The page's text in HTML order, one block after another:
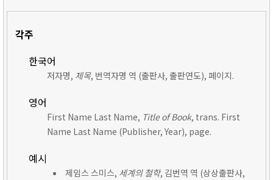
각주
한국어
저자명, 제목, 번역자명 역 (출판사, 출판연도), 페이지.
영어
First Name Last Name, Title of Book, trans. First
Name Last Name (Publisher, Year), page.
예시
제임스 스미스, 세계의 철학, 김번역 역 (상상출판사,